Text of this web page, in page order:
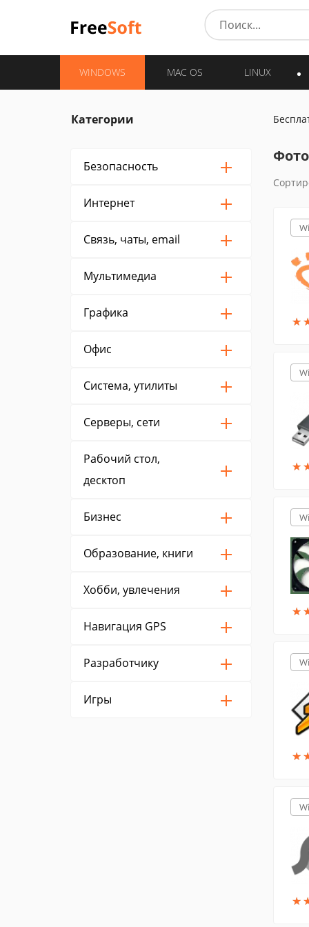
WINDOWS MAC OS LINUX
Категории
Безопасность
Интернет
Связь, чаты, email
Мультимедиа
Графика
Офис
Система, утилиты
Серверы, сети
Рабочий стол,
десктоп
Бизнес
Образование, книги
Хобби, увлечения
Навигация GPS
Разработчику
Игры
★
★
★
★
★
★
★
★
★
★